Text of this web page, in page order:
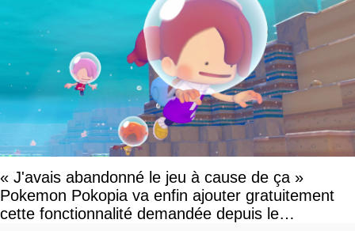
« J'avais abandonné le jeu à cause de ça »
Pokemon Pokopia va enfin ajouter gratuitement
cette fonctionnalité demandée depuis le